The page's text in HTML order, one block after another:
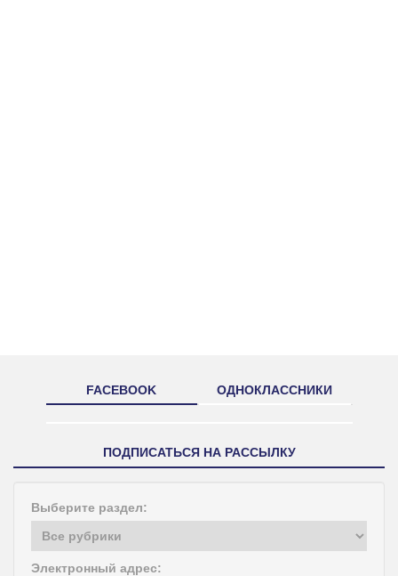
FACEBOOK ОДНОКЛАССНИКИ
ПОДПИСАТЬСЯ НА РАССЫЛКУ
Выберите раздел:
Электронный адрес: